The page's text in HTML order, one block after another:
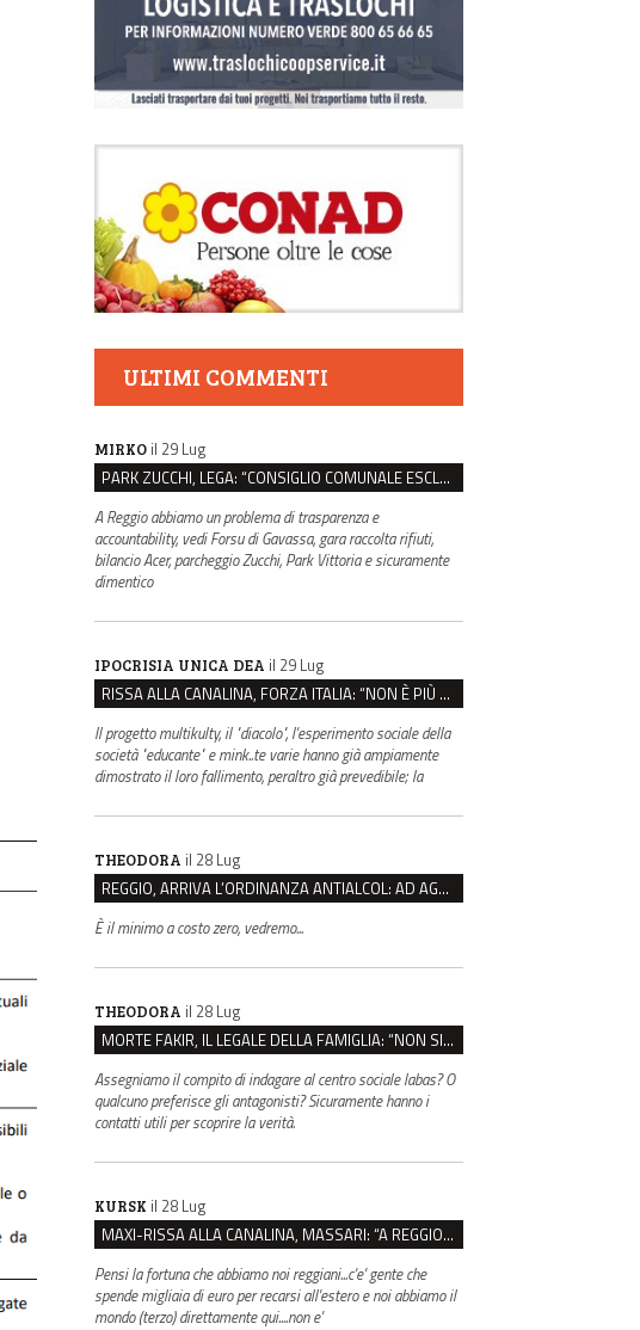
ULTIMI COMMENTI
MIRKO il 29 Lug
PARK ZUCCHI, LEGA: “CONSIGLIO COMUNALE ESCLUSO DALLE SCELTE, PRETENDIAMO TUTTI GLI ATTI”
A Reggio abbiamo un problema di trasparenza e
accountability, vedi Forsu di Gavassa, gara raccolta rifiuti,
bilancio Acer, parcheggio Zucchi, Park Vittoria e sicuramente
dimentico
IPOCRISIA UNICA DEA il 29 Lug
RISSA ALLA CANALINA, FORZA ITALIA: “NON È PIÙ EMERGENZA EDUCATIVA, MA DI SICUREZZA”
Il progetto multikulty, il "diacolo", l'esperimento sociale della
società "educante" e mink..te varie hanno già ampiamente
dimostrato il loro fallimento, peraltro già prevedibile; la
THEODORA il 28 Lug
REGGIO, ARRIVA L’ORDINANZA ANTIALCOL: AD AGOSTO ESERCIZI DI VICINATO CHIUSI DALLE 22 ALLE 6
È il minimo a costo zero, vedremo...
THEODORA il 28 Lug
MORTE FAKIR, IL LEGALE DELLA FAMIGLIA: “NON SIA LA POLIZIA DI STATO A INDAGARE”
Assegniamo il compito di indagare al centro sociale labas? O
qualcuno preferisce gli antagonisti? Sicuramente hanno i
contatti utili per scoprire la verità.
KURSK il 28 Lug
MAXI-RISSA ALLA CANALINA, MASSARI: “A REGGIO FATTI COSÌ GRAVI NON DEVONO TROVARE SPAZIO”
Pensi la fortuna che abbiamo noi reggiani...c'e' gente che
spende migliaia di euro per recarsi all'estero e noi abbiamo il
mondo (terzo) direttamente qui....non e'